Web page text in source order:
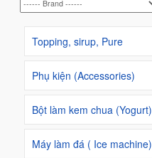
Topping, sirup, Pure
Phụ kiện (Accessories)
Bột làm kem chua (Yogurt)
Máy làm đá ( Ice machine)